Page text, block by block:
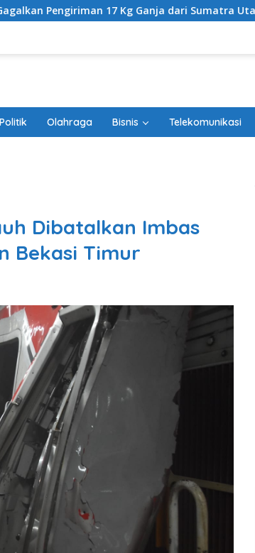
Kg Ganja dari Sumatra Utara ke Jabodetabek
Politik Olahraga Bisnis Telekomunikasi
Dibatalkan Imbas
Bekasi Timur